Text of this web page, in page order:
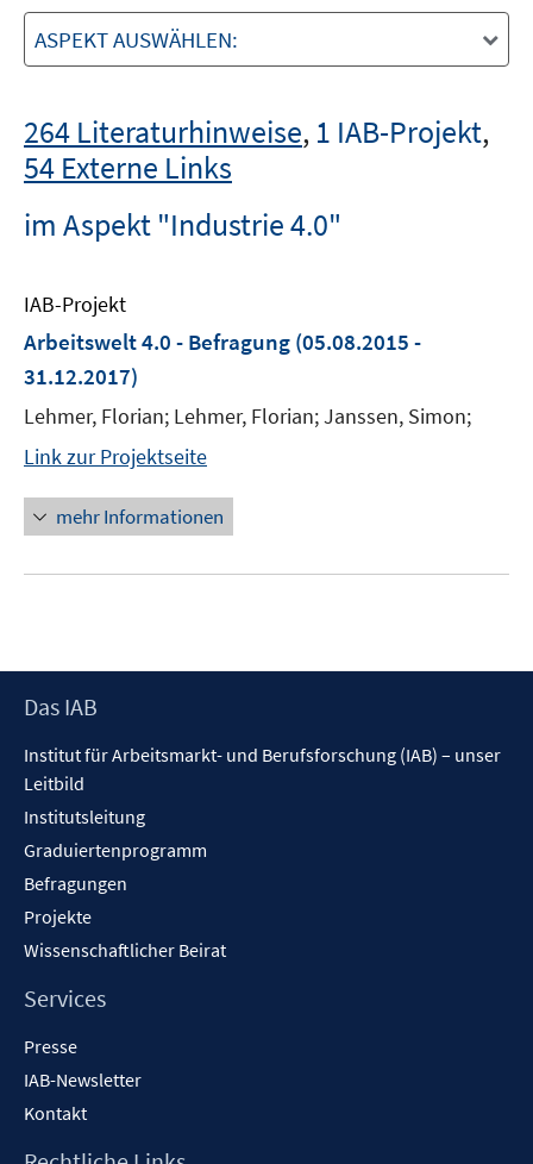
ASPEKT AUSWÄHLEN:
264 Literaturhinweise, 1 IAB-Projekt,
54 Externe Links
im Aspekt "Industrie 4.0"
IAB-Projekt
Arbeitswelt 4.0 - Befragung (05.08.2015 -
31.12.2017)
Lehmer, Florian; Lehmer, Florian; Janssen, Simon;
Link zur Projektseite
mehr Informationen
Footer
Das IAB
Institut für Arbeitsmarkt- und Berufsforschung (IAB) – unser
Leitbild
Institutsleitung
Graduiertenprogramm
Befragungen
Projekte
Wissenschaftlicher Beirat
Services
Presse
IAB-Newsletter
Kontakt